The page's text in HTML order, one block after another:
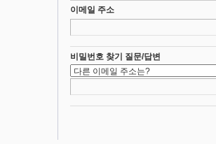
이메일 주소
비밀번호 찾기 질문/답변